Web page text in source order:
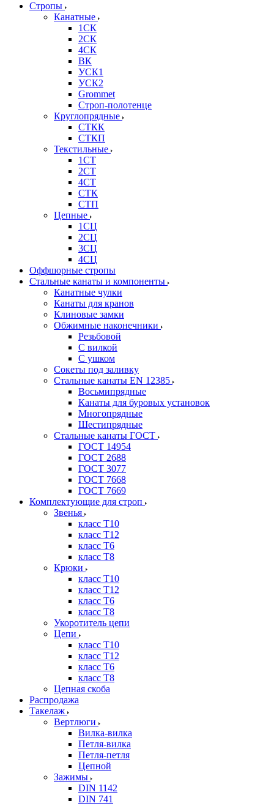
Стропы
Канатные
1СК
2СК
4СК
ВК
УСК1
УСК2
Grommet
Строп-полотенце
Круглопрядные
СТКК
СТКП
Текстильные
1СТ
2СТ
4СТ
СТК
СТП
Цепные
1СЦ
2СЦ
3СЦ
4СЦ
Оффшорные стропы
Стальные канаты и компоненты
Канатные чулки
Канаты для кранов
Клиновые замки
Обжимные наконечники
Резьбовой
С вилкой
С ушком
Сокеты под заливку
Стальные канаты EN 12385
Восьмипрядные
Канаты для буровых установок
Многопрядные
Шестипрядные
Стальные канаты ГОСТ
ГОСТ 14954
ГОСТ 2688
ГОСТ 3077
ГОСТ 7668
ГОСТ 7669
Комплектующие для строп
Звенья
класс Т10
класс Т12
класс Т6
класс Т8
Крюки
класс Т10
класс Т12
класс Т6
класс Т8
Укоротитель цепи
Цепи
класс Т10
класс Т12
класс Т6
класс Т8
Цепная скоба
Распродажа
Такелаж
Вертлюги
Вилка-вилка
Петля-вилка
Петля-петля
Цепной
Зажимы
DIN 1142
DIN 741